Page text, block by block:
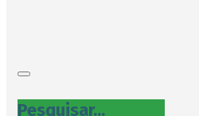
Pesquisar...